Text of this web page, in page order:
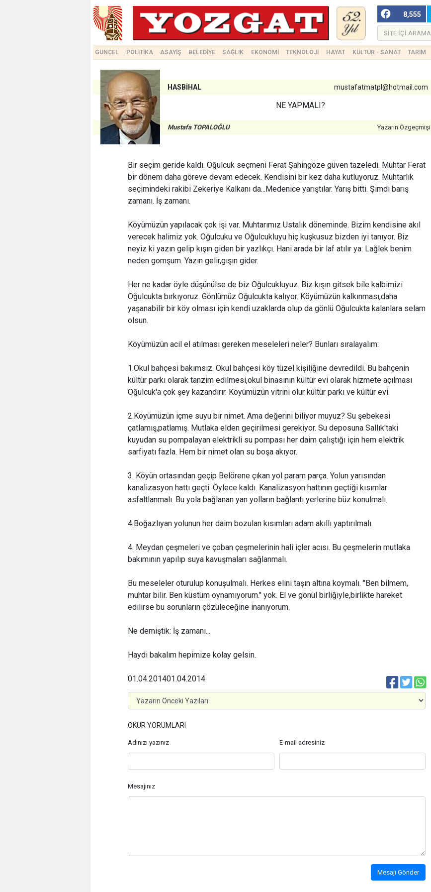
8,555
GÜNCEL POLİTİKA ASAYİŞ BELEDİYE SAĞLIK EKONOMİ TEKNOLOJİ HAYAT KÜLTÜR - SANAT TARIM
HASBİHAL mustafatmatpl@hotmail.com
NE YAPMALI?
Mustafa TOPALOĞLU Yazarın Özgeçmişi
Bir seçim geride kaldı. Oğulcuk seçmeni Ferat Şahingöze güven tazeledi. Muhtar Ferat
bir dönem daha göreve devam edecek. Kendisini bir kez daha kutluyoruz. Muhtarlık
seçimindeki rakibi Zekeriye Kalkanı da...Medenice yarıştılar. Yarış bitti. Şimdi barış
zamanı. İş zamanı.
Köyümüzün yapılacak çok işi var. Muhtarımız Ustalık döneminde. Bizim kendisine akıl
verecek halimiz yok. Oğulcuku ve Oğulcukluyu hiç kuşkusuz bizden iyi tanıyor. Biz
neyiz ki yazın gelip kışın giden bir yazlıkçı. Hani arada bir laf atılır ya: Lağlek benim
neden gomşum. Yazın gelir,gışın gider.
Her ne kadar öyle düşünülse de biz Oğulcukluyuz. Biz kışın gitsek bile kalbimizi
Oğulcukta bırkıyoruz. Gönlümüz Oğulcukta kalıyor. Köyümüzün kalkınması,daha
yaşanabilir bir köy olması için kendi uzaklarda olup da gönlü Oğulcukta kalanlara selam
olsun.
Köyümüzün acil el atılması gereken meseleleri neler? Bunları sıralayalım:
1.Okul bahçesi bakımsız. Okul bahçesi köy tüzel kişiliğine devredildi. Bu bahçenin
kültür parkı olarak tanzim edilmesi,okul binasının kültür evi olarak hizmete açılması
Oğulcuk'a çok şey kazandırır. Köyümüzün vitrini olur kültür parkı ve kültür evi.
2.Köyümüzün içme suyu bir nimet. Ama değerini biliyor muyuz? Su şebekesi
çatlamış,patlamış. Mutlaka elden geçirilmesi gerekiyor. Su deposuna Sallık'taki
kuyudan su pompalayan elektrikli su pompası her daim çalıştığı için hem elektrik
sarfiyatı fazla. Hem bir nimet olan su boşa akıyor.
3. Köyün ortasından geçip Belörene çıkan yol param parça. Yolun yarısından
kanalizasyon hattı geçti. Öylece kaldı. Kanalizasyon hattının geçtiği kısımlar
asfaltlanmalı. Bu yola bağlanan yan yolların bağlantı yerlerine büz konulmalı.
4.Boğazlıyan yolunun her daim bozulan kısımları adam akıllı yaptırılmalı.
4. Meydan çeşmeleri ve çoban çeşmelerinin hali içler acısı. Bu çeşmelerin mutlaka
bakımının yapılıp suya kavuşmaları sağlanmalı.
Bu meseleler oturulup konuşulmalı. Herkes elini taşın altına koymalı. "Ben bilmem,
muhtar bilir. Ben küstüm oynamıyorum." yok. El ve gönül birliğiyle,birlikte hareket
edilirse bu sorunların çözüleceğine inanıyorum.
Ne demiştik: İş zamanı...
Haydi bakalım hepimize kolay gelsin.
01.04.2014
01.04.2014
OKUR YORUMLARI
Adınızı yazınız E-mail adresiniz
Mesajınız
Mesajı Gönder